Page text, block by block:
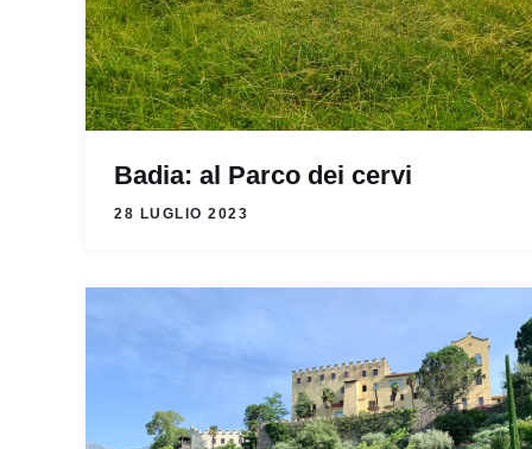
Badia: al Parco dei cervi
28 LUGLIO 2023